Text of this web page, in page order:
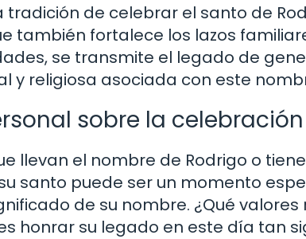
tradición de celebrar el santo de
también fortalece los lazos
se transmite el legado de
y religiosa asociada con este
sobre la celebración
llevan el nombre de Rodrigo o
santo puede ser un momento
de su nombre. ¿Qué
honrar su legado en este día tan